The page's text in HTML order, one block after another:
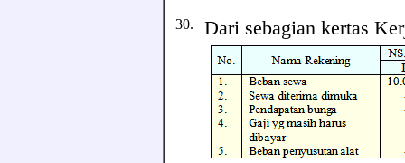
30. Dari sebagian kertas